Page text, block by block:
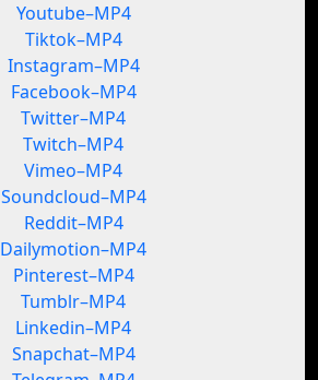
Youtube–MP4
Tiktok–MP4
Instagram–MP4
Facebook–MP4
Twitter–MP4
Twitch–MP4
Vimeo–MP4
Soundcloud–MP4
Reddit–MP4
Dailymotion–MP4
Pinterest–MP4
Tumblr–MP4
Linkedin–MP4
Snapchat–MP4